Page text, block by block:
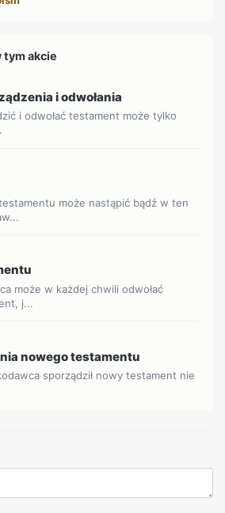
tym akcie
i odwołania
i odwołać testament może tylko
może nastąpić bądź w ten
może w każdej chwili odwołać
j...
nowego testamentu
sporządził nowy testament nie